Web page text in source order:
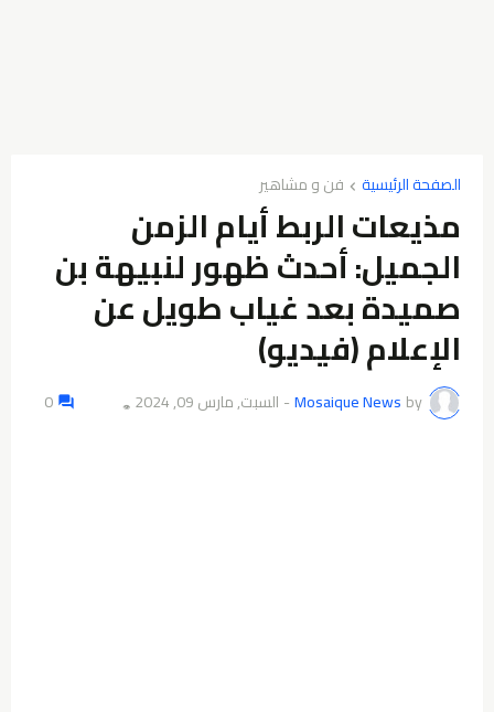
الصفحة الرئيسية فن و مشاهير
مذيعات الربط أيام الزمن
الجميل: أحدث ظهور لنبيهة بن
صميدة بعد غياب طويل عن
الإعلام (فيديو)
by
Mosaique News
- السبت, مارس 09, 2024 👁️
0